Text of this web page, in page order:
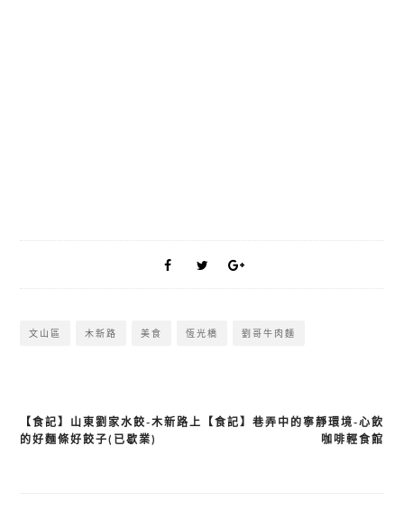
文山區 木新路 美食 恆光橋 劉哥牛肉麵
文
【食記】山東劉家水餃-木新路上
的好麵條好餃子(已歇業)
【食記】巷弄中的寧靜環境-心飲
咖啡輕食館